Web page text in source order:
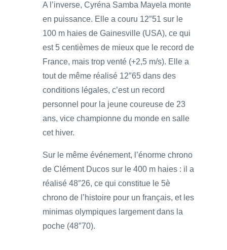
A l’inverse, Cyréna Samba Mayela monte
en puissance. Elle a couru 12″51 sur le
100 m haies de Gainesville (USA), ce qui
est 5 centièmes de mieux que le record de
France, mais trop venté (+2,5 m/s). Elle a
tout de même réalisé 12″65 dans des
conditions légales, c’est un record
personnel pour la jeune coureuse de 23
ans, vice championne du monde en salle
cet hiver.
Sur le même événement, l’énorme chrono
de Clément Ducos sur le 400 m haies : il a
réalisé 48″26, ce qui constitue le 5è
chrono de l’histoire pour un français, et les
minimas olympiques largement dans la
poche (48″70).